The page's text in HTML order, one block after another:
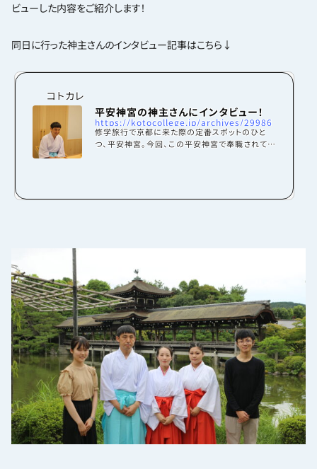
ビューした内容をご紹介します！
同日に行った神主さんのインタビュー記事はこちら↓
コトカレ
平安神宮の神主さんにインタビュー！
https://kotocollege.jp/archives/29986
修学旅行で京都に来た際の定番スポットのひと
つ、平安神宮。今回、この平安神宮で奉職されてい
巫女さんへインタビューした記事はこちらから↓